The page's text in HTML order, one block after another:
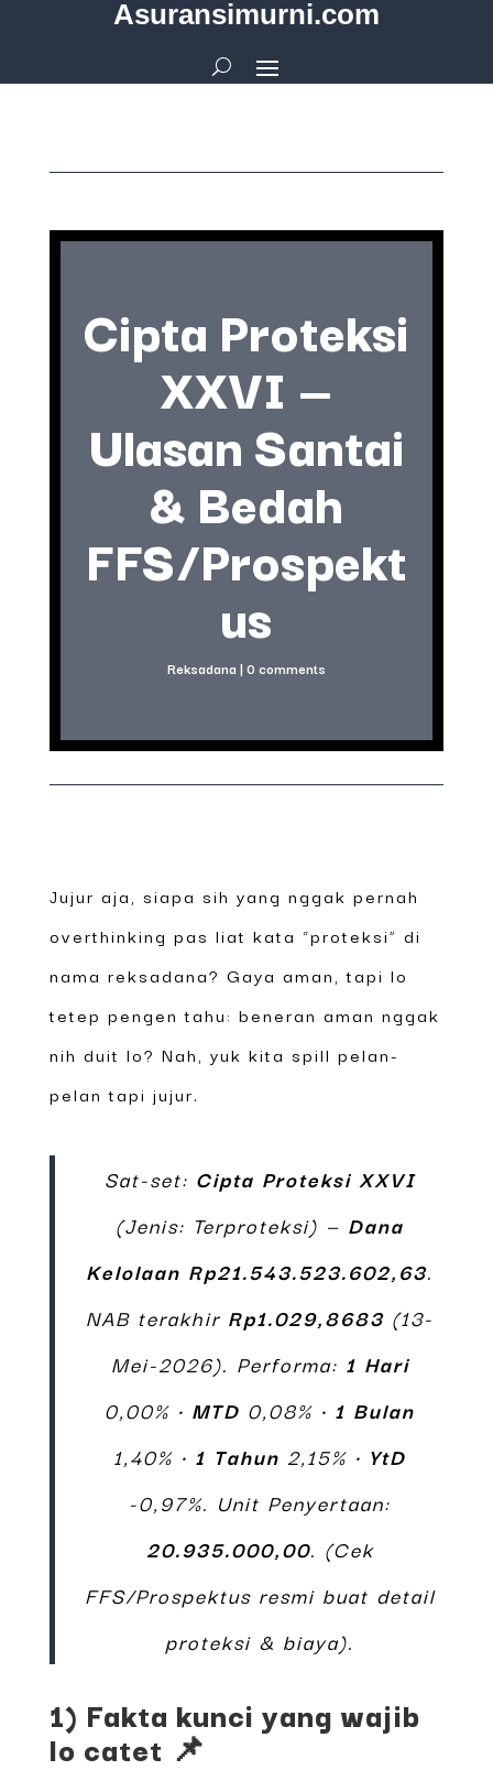
Asuransimurni.com
Cipta Proteksi
XXVI —
Ulasan Santai
& Bedah
FFS/Prospekt
us
Reksadana | 0 comments
Jujur aja, siapa sih yang nggak pernah
overthinking pas liat kata “proteksi” di
nama reksadana? Gaya aman, tapi lo
tetep pengen tahu: beneran aman nggak
nih duit lo? Nah, yuk kita spill pelan-
pelan tapi jujur.
Sat-set: Cipta Proteksi XXVI
(Jenis: Terproteksi) — Dana
Kelolaan Rp21.543.523.602,63.
NAB terakhir Rp1.029,8683 (13-
Mei-2026). Performa: 1 Hari
0,00% · MTD 0,08% · 1 Bulan
1,40% · 1 Tahun 2,15% · YtD
-0,97%. Unit Penyertaan:
20.935.000,00. (Cek
FFS/Prospektus resmi buat detail
proteksi & biaya).
1) Fakta kunci yang wajib
lo catet 📌